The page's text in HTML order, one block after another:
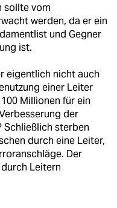
sollte vom
werden, da er ein
und Gegner
ist.
eigentlich nicht auch
einer Leiter
Millionen für ein
der
Schließlich sterben
durch eine Leiter,
Der
Leitern